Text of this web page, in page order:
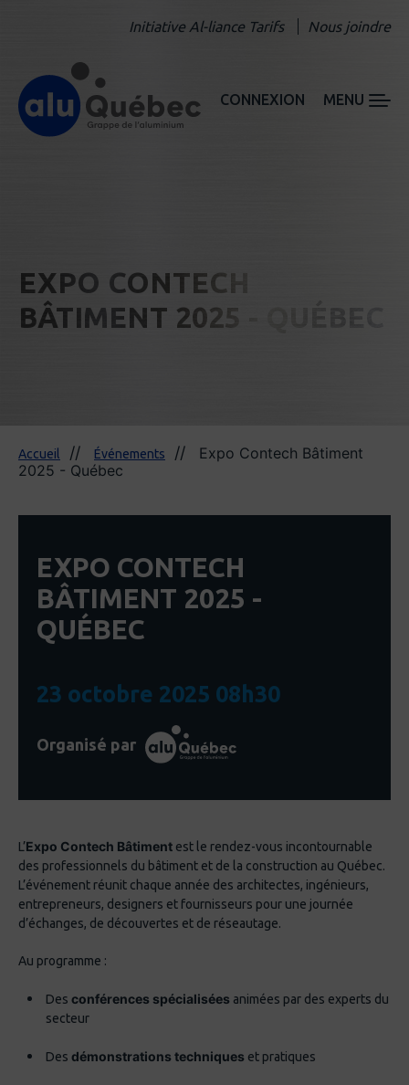
Initiative Al-liance Tarifs Nous joindre
CONNEXION MENU
EXPO CONTECH
BÂTIMENT 2025 - QUÉBEC
Accueil Événements
Expo Contech Bâtiment
2025 - Québec
EXPO CONTECH
BÂTIMENT 2025 -
QUÉBEC
23 octobre 2025 08h30
Organisé par
L’Expo Contech Bâtiment est le rendez-vous incontournable
des professionnels du bâtiment et de la construction au Québec.
L’événement réunit chaque année des architectes, ingénieurs,
entrepreneurs, designers et fournisseurs pour une journée
d’échanges, de découvertes et de réseautage.
Au programme :
Des conférences spécialisées animées par des experts du
secteur
Des démonstrations techniques et pratiques